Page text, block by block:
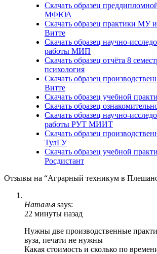
Скачать образец
МФЮА
Скачать образец практики
Витте
Скачать образец научно-
работы МИП
Скачать образец отчёта 8
психология
Скачать образец
Витте
Скачать образец учебной
Скачать образец
Скачать образец научно-
работы РУТ МИИТ
Скачать образец
ТулГУ
Скачать образец учебной
Росдистант
Отзывы на “Аграрный техникум в
Наталья says:
22 минуты назад
Нужны две производственные
вуза, печати не нужны
Какая стоимость и сколько по